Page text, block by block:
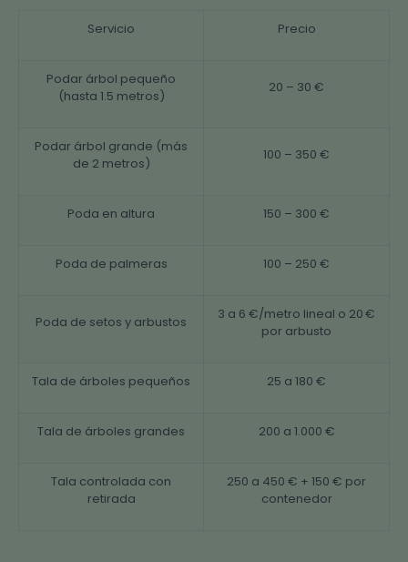
Servicio Precio
Podar árbol pequeño
(hasta 1.5 metros)
20 – 30 €
Podar árbol grande (más
de 2 metros)
100 – 350 €
Poda en altura 150 – 300 €
Poda de palmeras 100 – 250 €
Poda de setos y arbustos
3 a 6 €/metro lineal o 20 €
por arbusto
Tala de árboles pequeños 25 a 180 €
Tala de árboles grandes 200 a 1.000 €
Tala controlada con
retirada
250 a 450 € + 150 € por
contenedor